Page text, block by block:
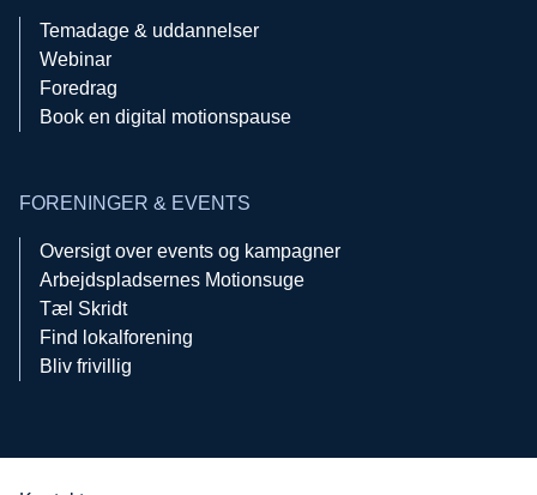
Temadage & uddannelser
Webinar
Foredrag
Book en digital motionspause
FORENINGER & EVENTS
Oversigt over events og kampagner
Arbejdspladsernes Motionsuge
Tæl Skridt
Find lokalforening
Bliv frivillig